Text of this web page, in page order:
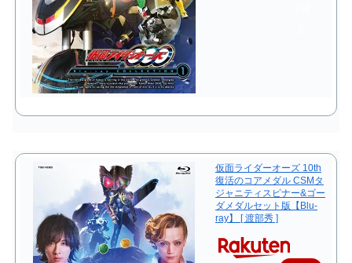
仮面ライダーオーズ 10th
復活のコアメダル CSMタ
ジャニティスピナー&ゴー
ダメダルセット版【Blu-
ray】 [ 渡部秀 ]